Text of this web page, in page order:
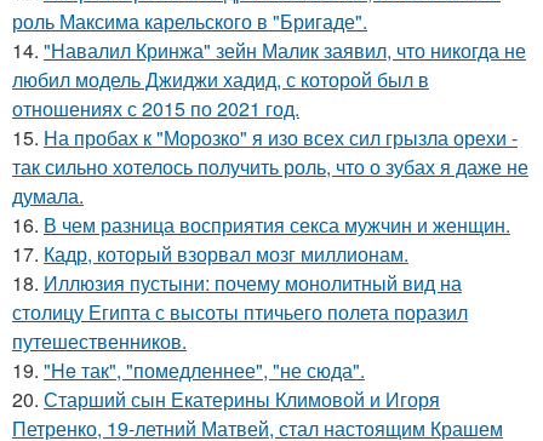
роль Максима карельского в "Бригаде".
14. "Навалил Кринжа" зейн Малик заявил, что никогда не
любил модель Джиджи хадид, с которой был в
отношениях с 2015 по 2021 год.
15. На пробах к "Морозко" я изо всех сил грызла орехи -
так сильно хотелось получить роль, что о зубах я даже не
думала.
16. В чем разница восприятия секса мужчин и женщин.
17. Кадр, который взорвал мозг миллионам.
18. Иллюзия пустыни: почему монолитный вид на
столицу Египта с высоты птичьего полета поразил
путешественников.
19. "He так", "помедленнее", "не сюда".
20. Старший сын Екатерины Климовой и Игоря
Петренко, 19-летний Матвей, стал настоящим Крашем